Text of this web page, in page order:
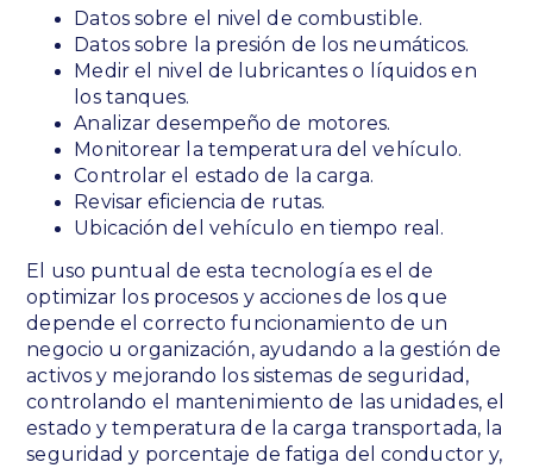
Datos sobre el nivel de combustible.
Datos sobre la presión de los neumáticos.
Medir el nivel de lubricantes o líquidos en
los tanques.
Analizar desempeño de motores.
Monitorear la temperatura del vehículo.
Controlar el estado de la carga.
Revisar eficiencia de rutas.
Ubicación del vehículo en tiempo real.
El uso puntual de esta tecnología es el de
optimizar los procesos y acciones de los que
depende el correcto funcionamiento de un
negocio u organización, ayudando a la gestión de
activos y mejorando los sistemas de seguridad,
controlando el mantenimiento de las unidades, el
estado y temperatura de la carga transportada, la
seguridad y porcentaje de fatiga del conductor y,